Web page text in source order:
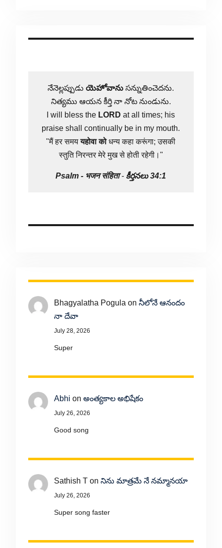
నేనెల్లప్పుడుయెహోవాను సన్నుతించెదను.
నిత్యము ఆయన కీర్తి నా నోట నుండును.
I will bless the LORD at all times; his
praise shall continually be in my mouth.
"मैं हर समययहोवा कोधन्य कहा करूंगा; उसकी
स्तुति निरन्तर मेरे मुख से होती रहेगी।"
Psalm - भजन संहिता- కీర్తనలు 34:1
Bhagyalatha Pogula on నీలోనే ఆనందం
నా దేవా
July 28, 2026
Super
Abhi on అంత్యకాల అభిషేకం
July 26, 2026
Good song
Sathish Ton నిను మాత్రమే నే నమ్మానయా
July 26, 2026
Super song faster